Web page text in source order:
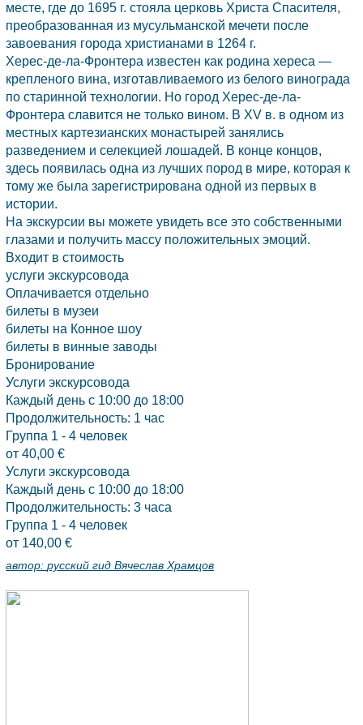
месте, где до 1695 г. стояла церковь Христа Спасителя,
преобразованная из мусульманской мечети после
завоевания города христианами в 1264 г.
Херес-де-ла-Фронтера известен как родина хереса —
крепленого вина, изготавливаемого из белого винограда
по старинной технологии. Но город Херес-де-ла-
Фронтера славится не только вином. В XV в. в одном из
местных картезианских монастырей занялись
разведением и селекцией лошадей. В конце концов,
здесь появилась одна из лучших пород в мире, которая к
тому же была зарегистрирована одной из первых в
истории.
На экскурсии вы можете увидеть все это собственными
глазами и получить массу положительных эмоций.
Входит в стоимость
услуги экскурсовода
Оплачивается отдельно
билеты в музеи
билеты на Конное шоу
билеты в винные заводы
Бронирование
Услуги экскурсовода
Каждый день с 10:00 до 18:00
Продолжительность: 1 час
Группа 1 - 4 человек
от 40,00 €
Услуги экскурсовода
Каждый день с 10:00 до 18:00
Продолжительность: 3 часа
Группа 1 - 4 человек
от 140,00 €
автор: русский гид Вячеслав Храмцов